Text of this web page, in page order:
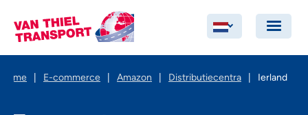
Home E-commerce Amazon Distributiecentra Ierland